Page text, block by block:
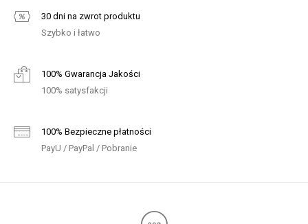
30 dni na zwrot produktu
Szybko i łatwo
100% Gwarancja Jakości
100% satysfakcji
100% Bezpieczne płatności
PayU / PayPal / Pobranie